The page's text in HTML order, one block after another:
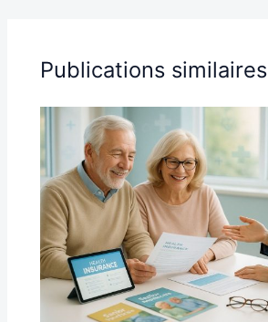
Publications similaires